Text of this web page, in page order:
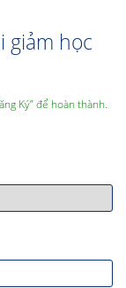
giảm học
Ký” để hoàn thành.